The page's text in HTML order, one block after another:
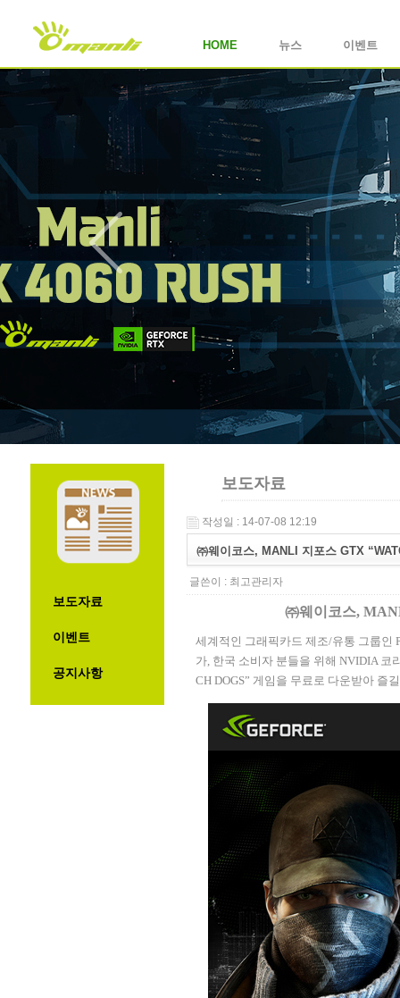
HOME 뉴스 이벤트
보도자료
이벤트
공지사항
보도자료
작성일 : 14-07-08 12:19
㈜웨이코스, MANLI 지포스 GTX
글쓴이 : 최고관리자
㈜웨이코스,
세계적인 그래픽카드 제조/유통 그룹인
가, 한국 소비자 분들을 위해 NVIDIA 코
CH DOGS” 게임을 무료로 다운받아 즐